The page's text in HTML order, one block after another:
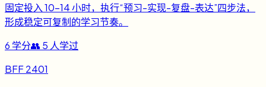
固定投入 10-14 小时，执行“预习-实现-复盘-表达”四步法，
形成稳定可复制的学习节奏。
6 学分👥 5 人学过
BFF 2401